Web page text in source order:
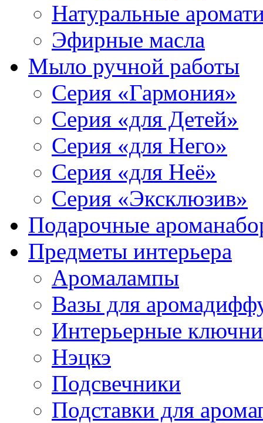
Натуральные
Эфирные масла
Мыло ручной работы
Серия «Гармония»
Серия «для Детей»
Серия «для Него»
Серия «для Неё»
Серия «Эксклюзив»
Подарочные
Предметы интерьера
Аромалампы
Вазы для
Интерьерные
Нэцкэ
Подсвечники
Подставки для